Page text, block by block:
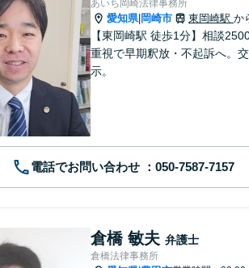
あいち岡崎法律事務所
愛知県| 岡崎市 東岡崎駅 か
【東岡崎駅 徒歩1分】相談
重視で早期釈放・不起訴へ。
示。
電話でお問い合わせ
倉橋 敏夫 弁護士
倉橋法律事務所